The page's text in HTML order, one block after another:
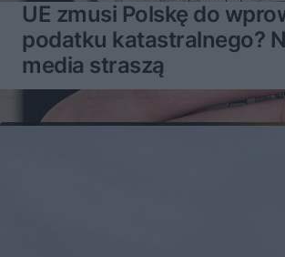
UE zmusi Polskę do
podatku katastralnego?
media straszą